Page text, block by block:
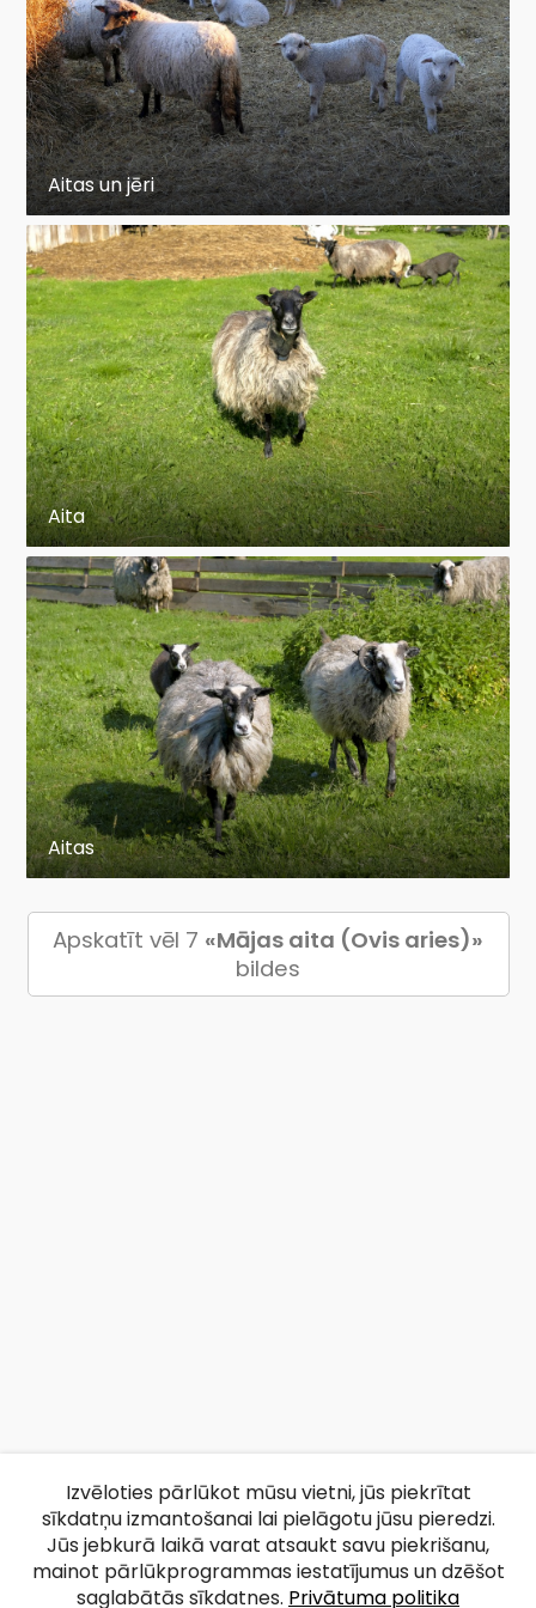
Aitas un jēri
Aita
Aitas
Apskatīt vēl 7 «Mājas aita (Ovis aries)»
bildes
Izvēloties pārlūkot mūsu vietni, jūs piekrītat
sīkdatņu izmantošanai lai pielāgotu jūsu pieredzi.
Jūs jebkurā laikā varat atsaukt savu piekrišanu,
mainot pārlūkprogrammas iestatījumus un dzēšot
saglabātās sīkdatnes. Privātuma politika